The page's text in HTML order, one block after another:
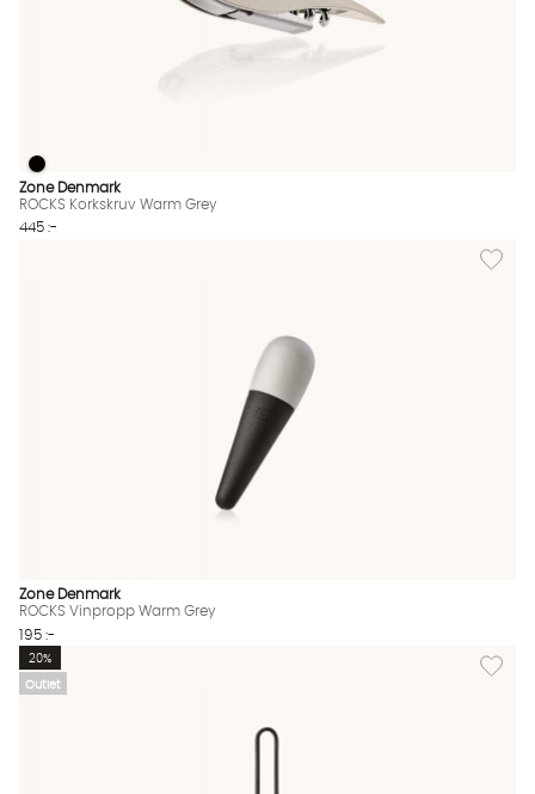
ROCKS Korkskruv Warm Grey Finns även i dessa färger:
ROCKS Korkskruv Warm Grey
Zone Denmark
ROCKS Korkskruv Warm Grey
445 :-
Lägg
Zone Denmark
ROCKS Vinpropp Warm Grey
195 :-
Outlet
Lägg
20%